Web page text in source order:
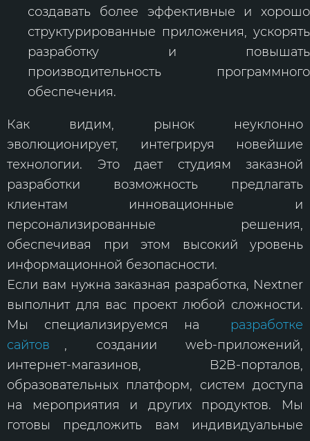
создавать более эффективные и хорошо
структурированные приложения, ускорять
разработку и повышать
производительность программного
обеспечения.
Как видим, рынок неуклонно
эволюционирует, интегрируя новейшие
технологии. Это дает студиям заказной
разработки возможность предлагать
клиентам инновационные и
персонализированные решения,
обеспечивая при этом высокий уровень
информационной безопасности.
Если вам нужна заказная разработка, Nextner
выполнит для вас проект любой сложности.
Мы специализируемся на
разработке
сайтов
, создании web-приложений,
интернет-магазинов, B2B-порталов,
образовательных платформ, систем доступа
на мероприятия и других продуктов. Мы
готовы предложить вам индивидуальные